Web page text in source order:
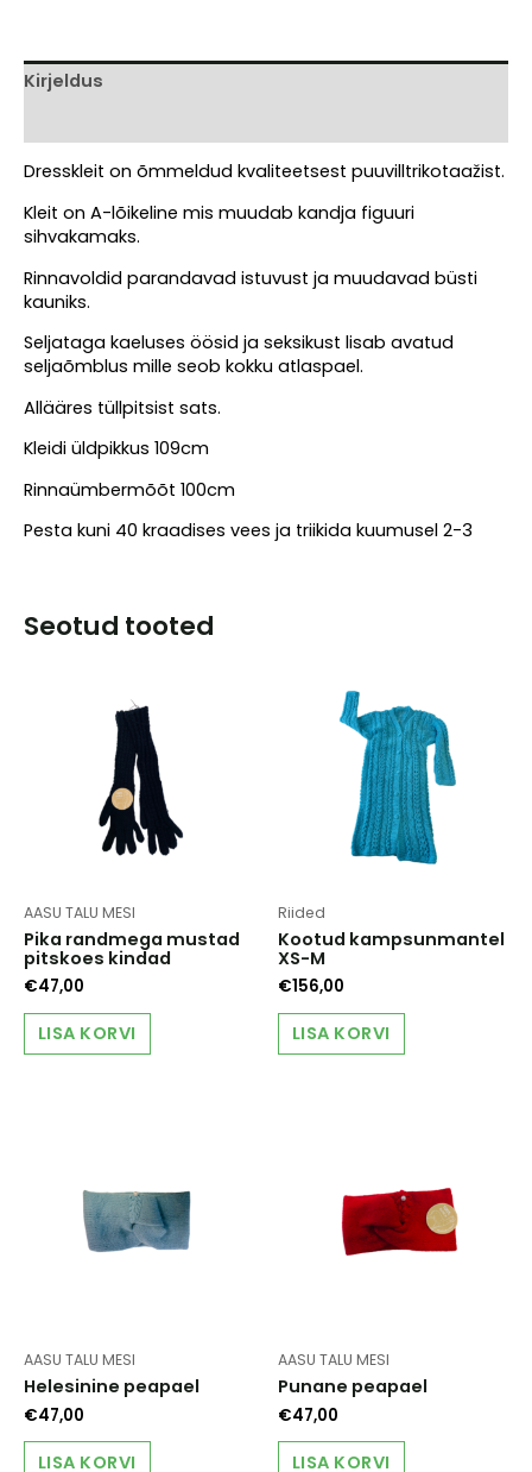
Kirjeldus
Dresskleit on õmmeldud kvaliteetsest puuvilltrikotaažist.
Kleit on A-lõikeline mis muudab kandja figuuri
sihvakamaks.
Rinnavoldid parandavad istuvust ja muudavad büsti
kauniks.
Seljataga kaeluses öösid ja seksikust lisab avatud
seljaõmblus mille seob kokku atlaspael.
Allääres tüllpitsist sats.
Kleidi üldpikkus 109cm
Rinnaümbermõõt 100cm
Pesta kuni 40 kraadises vees ja triikida kuumusel 2-3
Seotud tooted
AASU TALU MESI
Pika randmega mustad
pitskoes kindad
€47,00
LISA KORVI
Riided
Kootud kampsunmantel
XS-M
€156,00
LISA KORVI
AASU TALU MESI
Helesinine peapael
€47,00
LISA KORVI
AASU TALU MESI
Punane peapael
€47,00
LISA KORVI